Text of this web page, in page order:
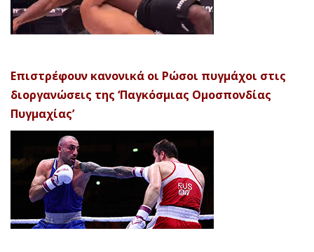
Επιστρέφουν κανονικά οι Ρώσοι πυγμάχοι στις
διοργανώσεις της ‘Παγκόσμιας Ομοσπονδίας
Πυγμαχίας’